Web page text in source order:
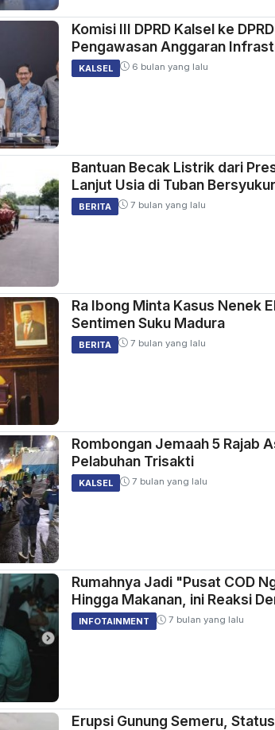
Komisi III DPRD Kalsel ke
Pengawasan Anggaran
KALSEL 6 bulan yang lalu
Bantuan Becak Listrik dari
Lanjut Usia di Tuban
BERITA 7 bulan yang lalu
Ra Ibong Minta Kasus Nenek
Sentimen Suku Madura
BERITA 7 bulan yang lalu
Rombongan Jemaah 5 Rajab
Pelabuhan Trisakti
KALSEL 7 bulan yang lalu
Rumahnya Jadi "Pusat COD
Hingga Makanan, ini Reaksi
INFOTAINMENT 7 bulan yang lalu
Erupsi Gunung Semeru,